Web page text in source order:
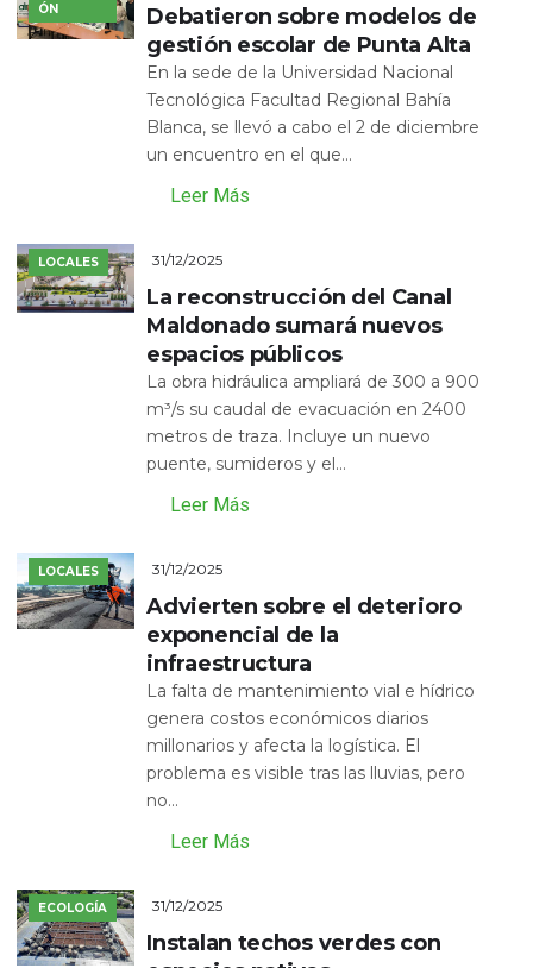
ÓN
Debatieron sobre modelos de
gestión escolar de Punta Alta
En la sede de la Universidad Nacional
Tecnológica Facultad Regional Bahía
Blanca, se llevó a cabo el 2 de diciembre
un encuentro en el que...
Leer Más
LOCALES 31/12/2025
La reconstrucción del Canal
Maldonado sumará nuevos
espacios públicos
La obra hidráulica ampliará de 300 a 900
m³/s su caudal de evacuación en 2400
metros de traza. Incluye un nuevo
puente, sumideros y el...
Leer Más
LOCALES 31/12/2025
Advierten sobre el deterioro
exponencial de la
infraestructura
La falta de mantenimiento vial e hídrico
genera costos económicos diarios
millonarios y afecta la logística. El
problema es visible tras las lluvias, pero
no...
Leer Más
ECOLOGÍA 31/12/2025
Instalan techos verdes con